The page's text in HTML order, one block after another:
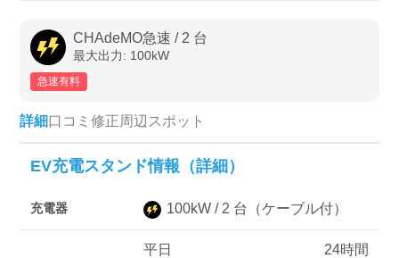
充電器の種類
急速充電器のみ表示
高速道路上のみ表示
認証システム
CHAdeMO急速 / 2 台
最大出力: 100kW
急速有料
詳細口コミ 修正周辺スポット
EV充電スタンド情報（詳細）
充電器 100kW / 2 台 （ケーブル付）
平日
24時間